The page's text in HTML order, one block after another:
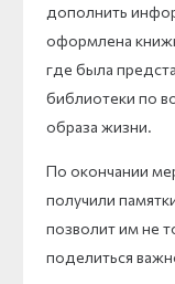
дополнить
оформлена
где была
библиотеки по
образа жизни.
По окончании
получили
позволит им не
поделиться